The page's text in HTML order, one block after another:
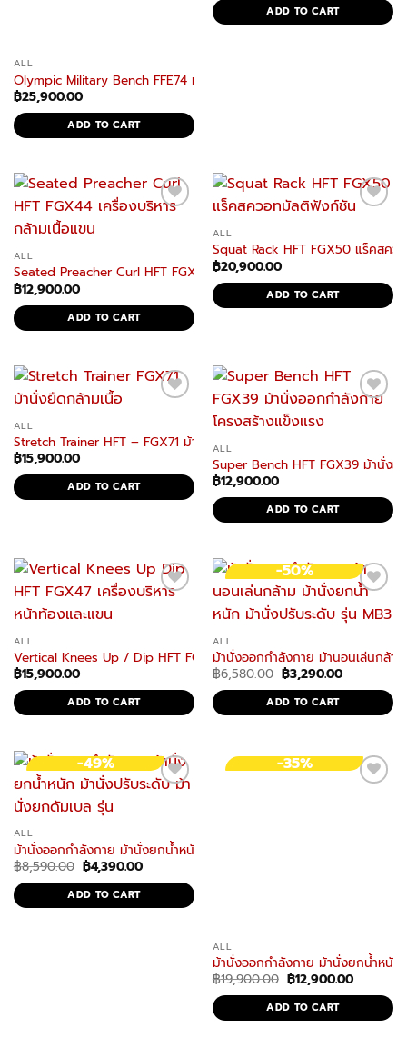
ALL
Olympic Military Bench FFE74 ม้านั่ง Military Press แข็งแรง มั่นคง
฿25,900.00
ADD TO CART
ADD TO CART
ALL
Seated Preacher Curl HFT FGX44 เครื่องบริหารกล้ามเนื้อแขน
฿12,900.00
ADD TO CART
ALL
Squat Rack HFT FGX50 แร็คสค
฿20,900.00
ADD TO CART
ALL
Stretch Trainer HFT – FGX71 ม้านั่งยืดกล้ามเนื้อ ใช้งานง่าย มั่นคง
฿15,900.00
ADD TO CART
ALL
Super Bench HFT FGX39 ม้านั่งอ
฿12,900.00
ADD TO CART
ALL
Vertical Knees Up / Dip HFT FGX47 เครื่องบริหารหน้าท้องและแขน
฿15,900.00
ADD TO CART
-50%
ALL
ม้านั่งออกกำลังกาย ม้านอนเล่นกล้า
฿6,580.00 Original
price
was:
฿6,580.00.
฿3,290.00Current
price
฿3,290.00.
ADD TO CART
-49%
ALL
ม้านั่งออกกำลังกาย ม้านั่งยกน้ำหนัก ม้านั่งปรับระดับ ม้านั่งยกดัมเบล รุ่น
฿8,590.00 Original
price
was:
฿8,590.00.
฿4,390.00Current
฿4,390.00.
ADD TO CART
-35%
ALL
ม้านั่งออกกำลังกาย ม้านั่งยกน้ำหนัก
฿19,900.00 Original
price
was:
฿19,900.00.
฿12,900.00Current
price
฿
ADD TO CART